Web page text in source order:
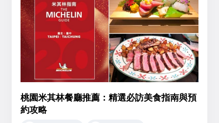
桃園米其林餐廳推薦：精選必訪美食指南與預
約攻略